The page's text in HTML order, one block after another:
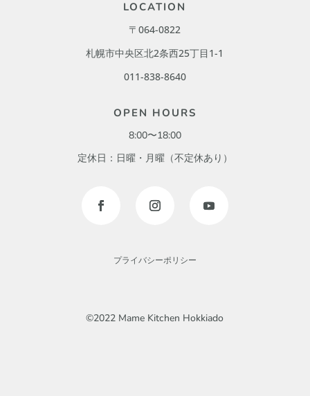
LOCATION
〒064-0822
札幌市中央区北2条西25丁目1-1
011-838-8640
OPEN HOURS
8:00〜18:00
定休日：日曜・月曜（不定休あり）
プライバシーポリシー
©2022 Mame Kitchen Hokkiado